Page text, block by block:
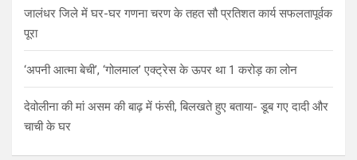
जालंधर जिले में घर-घर गणना चरण के तहत सौ प्रतिशत कार्य सफलतापूर्वक
पूरा
‘अपनी आत्मा बेची’, ‘गोलमाल’ एक्ट्रेस के ऊपर था 1 करोड़ का लोन
देवोलीना की मां असम की बाढ़ में फंसी, बिलखते हुए बताया- डूब गए दादी और
चाची के घर